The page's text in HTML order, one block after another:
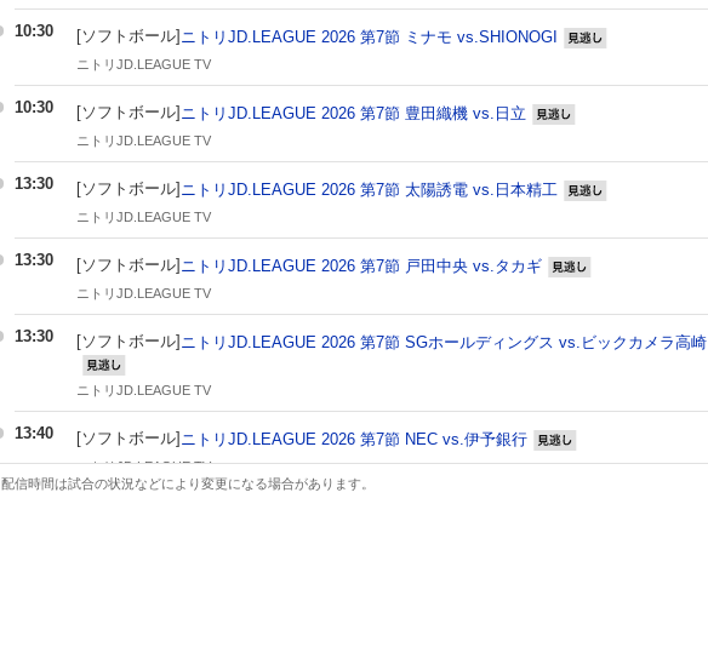
10:30 [ソフトボール] ニトリJD.LEAGUE 2026 第7節 ミナモ vs.SHIONOGI
ニトリJD.LEAGUE TV
10:30 [ソフトボール] ニトリJD.LEAGUE 2026 第7節 豊田織機 vs.日立
ニトリJD.LEAGUE TV
13:30 [ソフトボール] ニトリJD.LEAGUE 2026 第7節 太陽誘電 vs.日本精工
ニトリJD.LEAGUE TV
13:30 [ソフトボール] ニトリJD.LEAGUE 2026 第7節 戸田中央 vs.タカギ
ニトリJD.LEAGUE TV
13:30 [ソフトボール] ニトリJD.LEAGUE 2026 第7節 SGホールディングス vs.ビックカメラ高崎
ニトリJD.LEAGUE TV
13:40 [ソフトボール] ニトリJD.LEAGUE 2026 第7節 NEC vs.伊予銀行
ニトリJD.LEAGUE TV
配信時間は試合の状況などにより変更になる場合があります。